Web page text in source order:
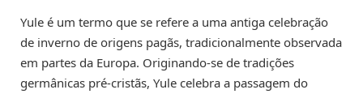
Yule é um termo que se refere a uma antiga celebração
de inverno de origens pagãs, tradicionalmente observada
em partes da Europa. Originando-se de tradições
germânicas pré-cristãs, Yule celebra a passagem do